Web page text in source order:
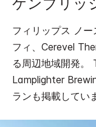
ケンブリッ
フィリップス ノ
フィ、Cerevel
る周辺地域開発。
Lamplighter
ランも掲載してい